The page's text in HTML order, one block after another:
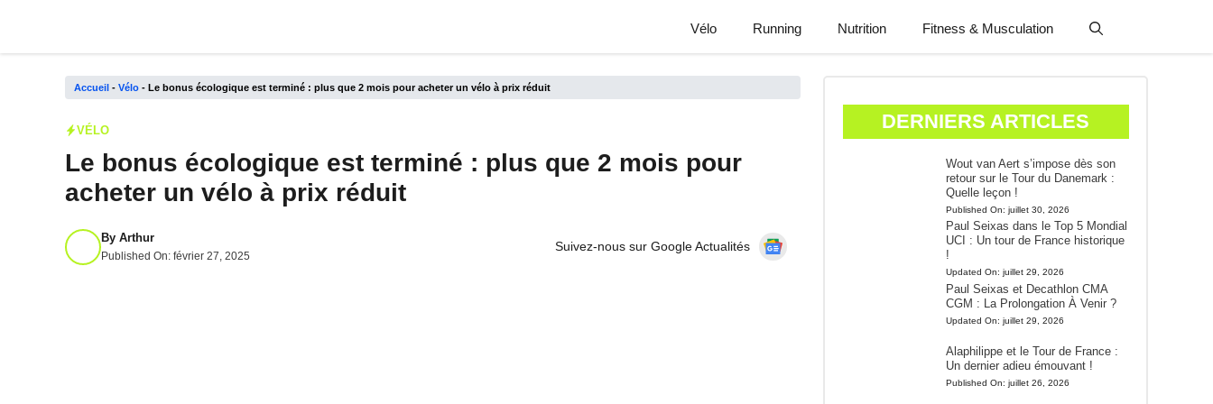
Vélo Running Nutrition Fitness & Musculation
Accueil - Vélo - Le bonus écologique est terminé : plus que 2 mois pour acheter un vélo à prix réduit
VÉLO
Le bonus écologique est terminé : plus que 2 mois pour
acheter un vélo à prix réduit
By Arthur
Published On: février 27, 2025
Suivez-nous sur Google Actualités
DERNIERS ARTICLES
Wout van Aert s’impose dès son
retour sur le Tour du Danemark :
Quelle leçon !
Published On: juillet 30, 2026
Paul Seixas dans le Top 5 Mondial
UCI : Un tour de France historique
!
Updated On: juillet 29, 2026
Paul Seixas et Decathlon CMA
CGM : La Prolongation À Venir ?
Updated On: juillet 29, 2026
Alaphilippe et le Tour de France :
Un dernier adieu émouvant !
Published On: juillet 26, 2026